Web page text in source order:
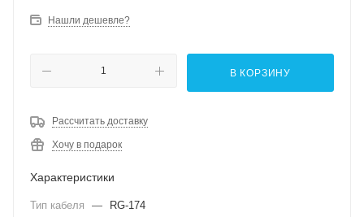
Нашли дешевле?
В КОРЗИНУ
Рассчитать доставку
Хочу в подарок
Характеристики
Тип кабеля —
RG-174